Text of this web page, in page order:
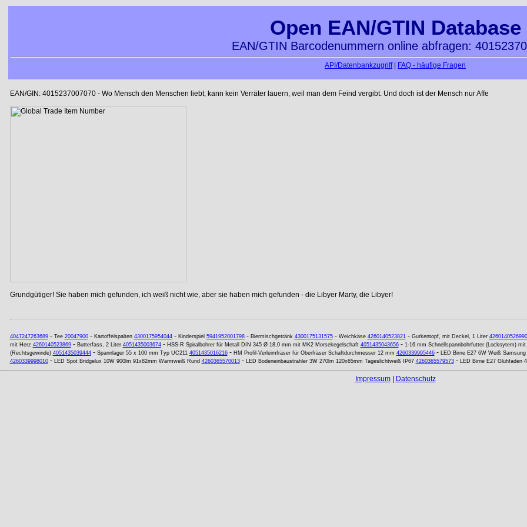
Open EAN/GTIN Database
EAN/GTIN Barcodenummern online abfragen:
API/Datenbankzugriff| FAQ - häufige Fragen
EAN/GIN: 4015237007070 - Wo Mensch den Menschen liebt, kann kein Verräter lauern, weil man dem Feind vergibt. Und doch ist der Mensch nur Affe
Grundgütiger! Sie haben mich gefunden, ich weiß nicht wie, aber sie haben mich gefunden - die Libyer Marty, die Libyer!
4047247263689- Tee 20047900- Kartoffelspalten 4300175954044- Kinderspiel 5941952001798- Biermischgetränk 4300175131575- Weichkäse 4260140523821- Gurkentopf, mit Deckel, 1 Liter 4260140526990
mit Herz 4260140523869- Butterfass, 2 Liter 4051435003674- HSS-R Spiralbohrer für Metall DIN 345 Ø 18,0 mm mit MK2 Morsekegelschaft 4051435043656- 1-16 mm Schnellspannbohrfutter (Locksytem)
(Rechtsgewinde) 4051435039444- Spannlager 55 x 100 mm Typ UC211 4051435016216- HM Profil-Verleimfräser für Oberfräser Schaftdurchmesser 12 mm 4260339995446- LED Birne E27 6W Weiß
4260339998010- LED Spot Bridgelux 10W 900lm 91x82mm Warmweiß Rund 4260365570013- LED Bodeneinbaustrahler 3W 270lm 120x65mm Tageslichtweiß IP67 4260365579573- LED Birne E27 Glühfaden
Impressum| Datenschutz